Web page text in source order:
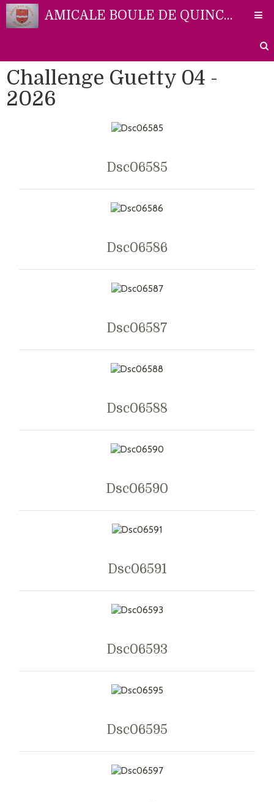
AMICALE BOULE DE QUINCIEUX
Accueil
Liens
Challenge Guetty 04 -
2026
Dsc06585
Dsc06586
Dsc06587
Dsc06588
Dsc06590
Dsc06591
Dsc06593
Dsc06595